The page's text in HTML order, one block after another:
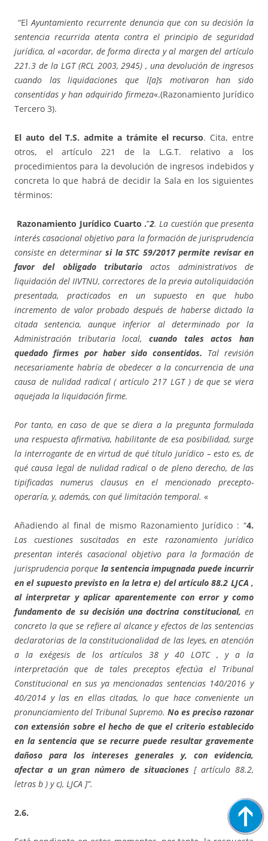
“El Ayuntamiento recurrente denuncia que con su decisión la
sentencia recurrida atenta contra el principio de seguridad
jurídica, al «acordar, de forma directa y al margen del artículo
221.3 de la LGT (RCL 2003, 2945) , una devolución de ingresos
cuando las liquidaciones que l[a]s motivaron han sido
consentidas y han adquirido firmeza«.(Razonamiento Jurídico
Tercero 3).
El auto del T.S. admite a trámite el recurso. Cita, entre
otros, el artículo 221 de la L.G.T. relativo a los
procedimientos para la devolución de ingresos indebidos y
concreta lo que habrá de decidir la Sala en los siguientes
términos:
Razonamiento Jurídico Cuarto .”2. La cuestión que presenta
interés casacional objetivo para la formación de jurisprudencia
consiste en determinarsi la STC 59/2017 permite revisar en
favor del obligado tributario actos administrativos de
liquidación del IIVTNU, correctores de la previa autoliquidación
presentada, practicados en un supuesto en que hubo
incremento de valor probado después de haberse dictado la
citada sentencia, aunque inferior al determinado por la
Administración tributaria local, cuando tales actos han
quedado firmes por haber sido consentidos. Tal revisión
necesariamente habría de obedecer a la concurrencia de una
causa de nulidad radical ( artículo 217 LGT ) de que se viera
aquejada la liquidación firme.
Por tanto, en caso de que se diera a la pregunta formulada
una respuesta afirmativa, habilitante de esa posibilidad, surge
la interrogante de en virtud de qué título jurídico – esto es, de
qué causa legal de nulidad radical o de pleno derecho, de las
tipificadas numerus clausus en el mencionado precepto-
operaría, y, además, con qué limitación temporal. «
Añadiendo al final de mismo Razonamiento Jurídico : “4.
Las cuestiones suscitadas en este razonamiento jurídico
presentan interés casacional objetivo para la formación de
jurisprudencia porque la sentencia impugnada puede incurrir
en el supuesto previsto en la letra e) del artículo 88.2 LJCA ,
al interpretar y aplicar aparentemente con error y como
fundamento de su decisión una doctrina constitucional, en
concreto la que se refiere al alcance y efectos de las sentencias
declaratorias de la constitucionalidad de las leyes, en atención
a la exégesis de los artículos 38 y 40 LOTC , y a la
interpretación que de tales preceptos efectúa el Tribunal
Constitucional en sus ya mencionadas sentencias 140/2016 y
40/2014 y las en ellas citadas, lo que hace conveniente un
pronunciamiento del Tribunal Supremo. No es preciso razonar
con extensión sobre el hecho de que el criterio establecido
en la sentencia que se recurre puede resultar gravemente
dañoso para los intereses generales y, con evidencia,
afectar a un gran número de situaciones [ artículo 88.2,
letras b ) y c), LJCA ]”.
2.6.